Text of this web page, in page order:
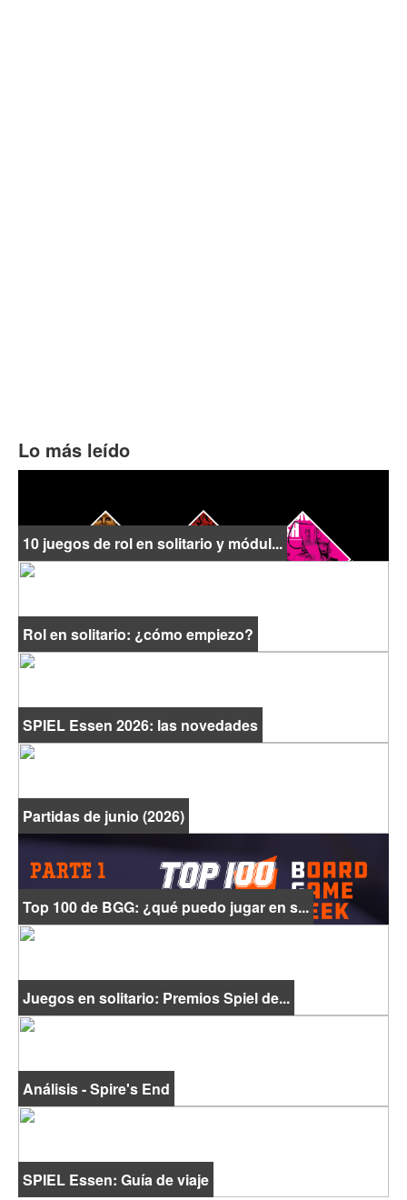
Lo más leído
10 juegos de rol en solitario y módul...
Rol en solitario: ¿cómo empiezo?
SPIEL Essen 2026: las novedades
Partidas de junio (2026)
Top 100 de BGG: ¿qué puedo jugar en s...
Juegos en solitario: Premios Spiel de...
Análisis - Spire's End
SPIEL Essen: Guía de viaje